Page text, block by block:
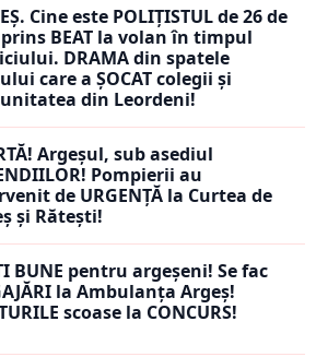
Cine este POLIȚISTUL de 26 de
BEAT la volan în timpul
DRAMA din spatele
care a ȘOCAT colegii și
din Leordeni!
Argeșul, sub asediul
Pompierii au
de URGENȚĂ la Curtea de
și Rătești!
BUNE pentru argeșeni! Se fac
la Ambulanța Argeș!
scoase la CONCURS!